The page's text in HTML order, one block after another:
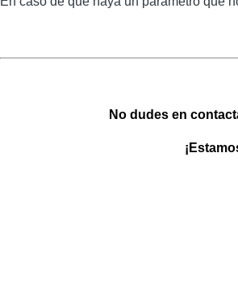
No dudes en